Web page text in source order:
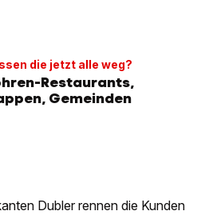
die jetzt alle weg?
Restaurants,
Gemeinden
Dubler rennen die Kunden